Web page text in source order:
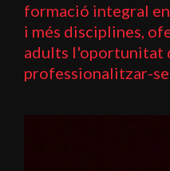
formació integral
i més disciplines,
adults l'oportunitat
professionalitzar-